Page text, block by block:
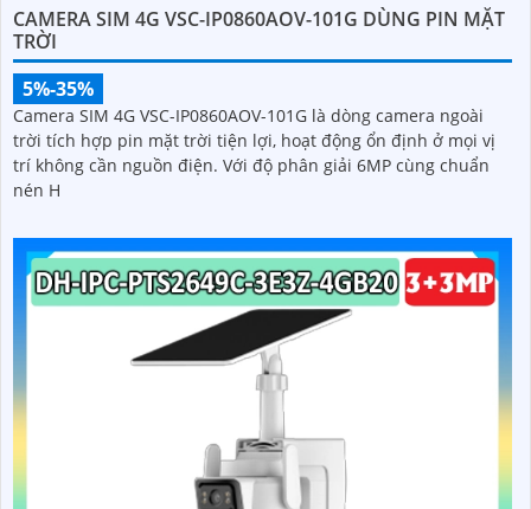
CAMERA SIM 4G VSC-IP0860AOV-101G DÙNG PIN MẶT
TRỜI
5%-35%
Camera SIM 4G VSC-IP0860AOV-101G là dòng camera ngoài
trời tích hợp pin mặt trời tiện lợi, hoạt động ổn định ở mọi vị
trí không cần nguồn điện. Với độ phân giải 6MP cùng chuẩn
nén H